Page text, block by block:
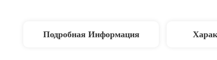
Подробная Информация